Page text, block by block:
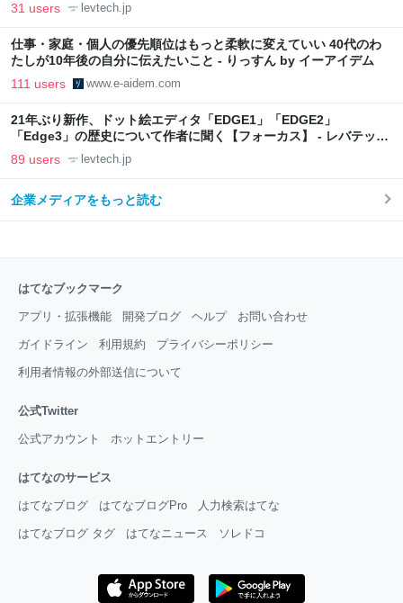
31 users levtech.jp
仕事・家庭・個人の優先順位はもっと柔軟に変えていい 40代のわ
たしが10年後の自分に伝えたいこと - りっすん by イーアイデム
111 users www.e-aidem.com
21年ぶり新作、ドット絵エディタ「EDGE1」「EDGE2」
「Edge3」の歴史について作者に聞く【フォーカス】 - レバテック
LAB
89 users levtech.jp
企業メディアをもっと読む
はてなブックマーク
アプリ・拡張機能 開発ブログ ヘルプ お問い合わせ
ガイドライン 利用規約 プライバシーポリシー
利用者情報の外部送信について
公式Twitter
公式アカウント ホットエントリー
はてなのサービス
はてなブログ はてなブログPro 人力検索はてな
はてなブログ タグ はてなニュース ソレドコ